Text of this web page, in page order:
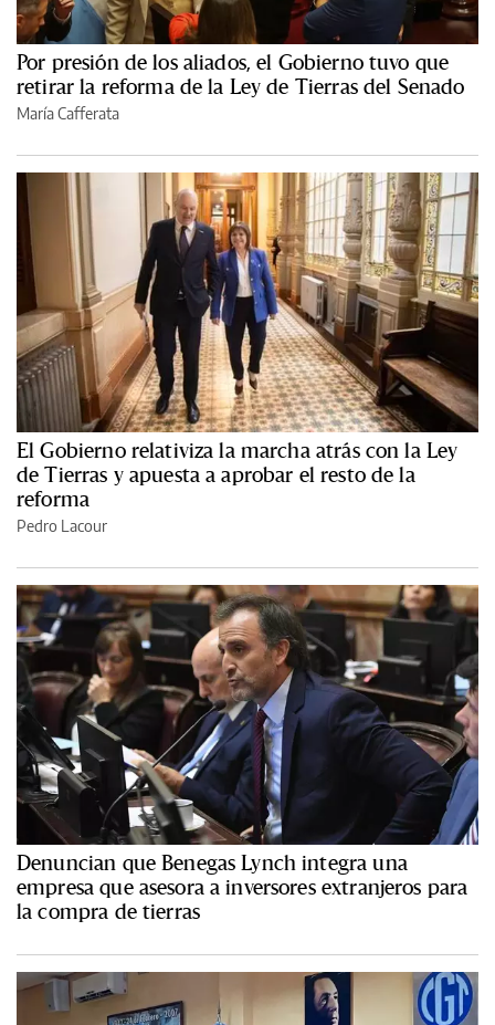
Por presión de los aliados, el Gobierno tuvo que
retirar la reforma de la Ley de Tierras del Senado
María Cafferata
El Gobierno relativiza la marcha atrás con la Ley
de Tierras y apuesta a aprobar el resto de la
reforma
Pedro Lacour
Denuncian que Benegas Lynch integra una
empresa que asesora a inversores extranjeros para
la compra de tierras